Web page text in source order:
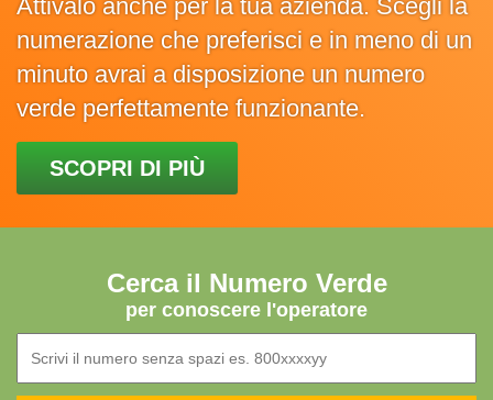
Attivalo anche per la tua azienda. Scegli la
numerazione che preferisci e in meno di un
minuto avrai a disposizione un numero
verde perfettamente funzionante.
SCOPRI DI PIÙ
Cerca il Numero Verde
per conoscere l'operatore